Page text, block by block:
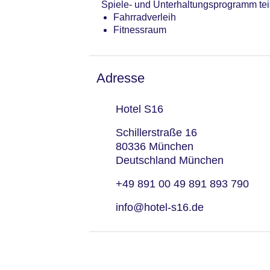
Spiele- und Unterhaltungsprogramm
Fahrradverleih
Fitnessraum
Adresse
Hotel S16
Schillerstraße 16
80336 München
Deutschland München
+49 891 00 49 891 893 790
info@hotel-s16.de